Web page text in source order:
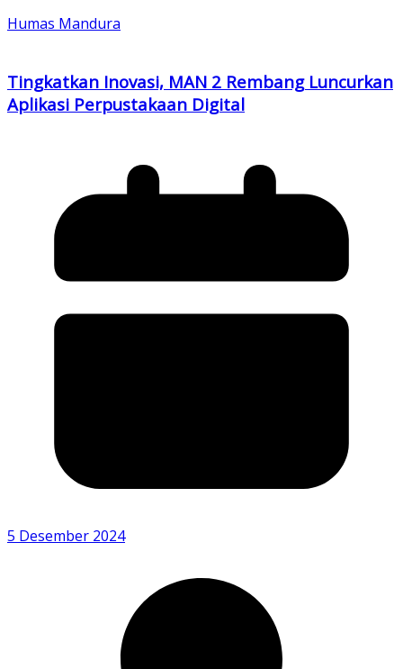
Humas Mandura
Tingkatkan Inovasi, MAN 2 Rembang Luncurkan
Aplikasi Perpustakaan Digital
5 Desember 2024